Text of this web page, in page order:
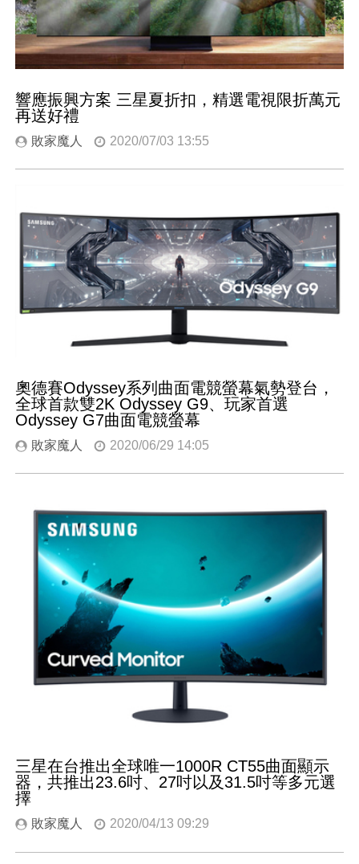
響應振興方案 三星夏折扣，精選電視限折萬元
再送好禮
敗家魔人 2020/07/03 13:55
奧德賽Odyssey系列曲面電競螢幕氣勢登台，
全球首款雙2K Odyssey G9、玩家首選
Odyssey G7曲面電競螢幕
敗家魔人 2020/06/29 14:05
三星在台推出全球唯一1000R CT55曲面顯示
器，共推出23.6吋、27吋以及31.5吋等多元選
擇
敗家魔人 2020/04/13 09:29